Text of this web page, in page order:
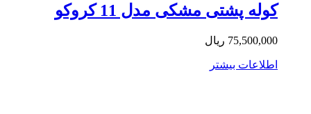
پشتی مشکی مدل 11 کروکو
ریال
بیشتر